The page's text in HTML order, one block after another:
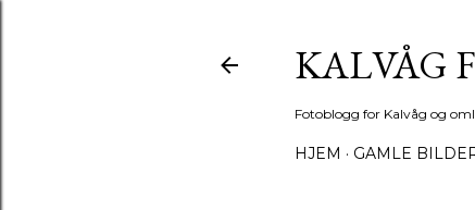
KALVÅG
Fotoblogg for Kalvåg og
HJEM GAMLE